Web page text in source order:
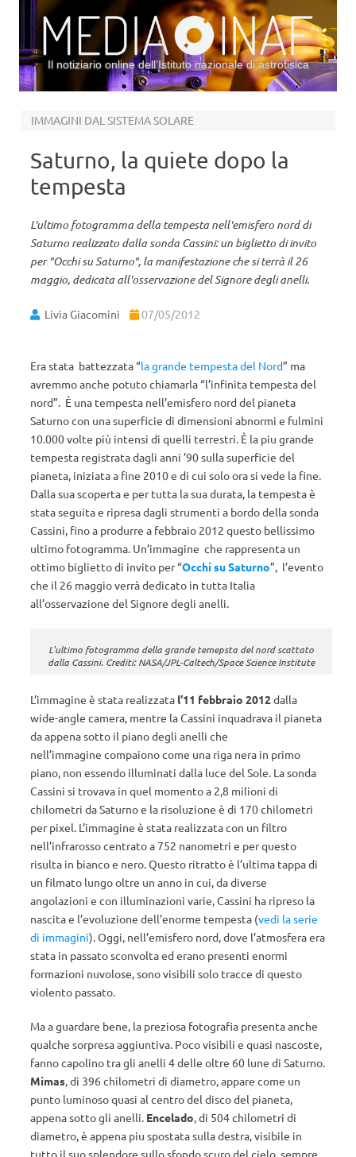
Il notiziario online dell’Istituto nazionale di astrofisica
IMMAGINI DAL SISTEMA SOLARE
Saturno, la quiete dopo la
tempesta
L'ultimo fotogramma della tempesta nell'emisfero nord di
Saturno realizzato dalla sonda Cassini: un biglietto di invito
per "Occhi su Saturno", la manifestazione che si terrà il 26
maggio, dedicata all'osservazione del Signore degli anelli.
Livia Giacomini 07/05/2012
Era stata battezzata “la grande tempesta del Nord” ma
avremmo anche potuto chiamarla “l’infinita tempesta del
nord”. È una tempesta nell’emisfero nord del pianeta
Saturno con una superficie di dimensioni abnormi e fulmini
10.000 volte più intensi di quelli terrestri. È la piu grande
tempesta registrata dagli anni ’90 sulla superficie del
pianeta, iniziata a fine 2010 e di cui solo ora si vede la fine.
Dalla sua scoperta e per tutta la sua durata, la tempesta è
stata seguita e ripresa dagli strumenti a bordo della sonda
Cassini, fino a produrre a febbraio 2012 questo bellissimo
ultimo fotogramma. Un’immagine che rappresenta un
ottimo biglietto di invito per “Occhi su Saturno”, l’evento
che il 26 maggio verrà dedicato in tutta Italia
all’osservazione del Signore degli anelli.
L'ultimo fotogramma della grande temepsta del nord scattato
dalla Cassini. Crediti: NASA/JPL-Caltech/Space Science Institute
L’immagine è stata realizzata l’11 febbraio 2012dalla
wide-angle camera, mentre la Cassini inquadrava il pianeta
da appena sotto il piano degli anelli che
nell’immagine compaiono come una riga nera in primo
piano, non essendo illuminati dalla luce del Sole. La sonda
Cassini si trovava in quel momento a 2,8 milioni di
chilometri da Saturno e la risoluzione è di 170 chilometri
per pixel. L’immagine è stata realizzata con un filtro
nell’infrarosso centrato a 752 nanometri e per questo
risulta in bianco e nero. Questo ritratto è l’ultima tappa di
un filmato lungo oltre un anno in cui, da diverse
angolazioni e con illuminazioni varie, Cassini ha ripreso la
nascita e l’evoluzione dell’enorme tempesta (vedi la serie
di immagini). Oggi, nell’emisfero nord, dove l’atmosfera era
stata in passato sconvolta ed erano presenti enormi
formazioni nuvolose, sono visibili solo tracce di questo
violento passato.
Ma a guardare bene, la preziosa fotografia presenta anche
qualche sorpresa aggiuntiva. Poco visibili e quasi nascoste,
fanno capolino tra gli anelli 4 delle oltre 60 lune di Saturno.
Mimas, di 396 chilometri di diametro, appare come un
punto luminoso quasi al centro del disco del pianeta,
appena sotto gli anelli. Encelado, di 504 chilometri di
diametro, è appena piu spostata sulla destra, visibile in
tutto il suo splendore sullo sfondo scuro del cielo, sempre